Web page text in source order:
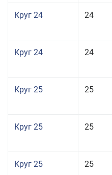
Круг 24 24
Круг 24 24
Круг 25 25
Круг 25 25
Круг 25 25